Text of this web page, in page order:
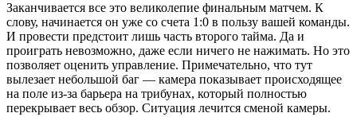
Заканчивается все это великолепие финальным матчем. К
слову, начинается он уже со счета 1:0 в пользу вашей команды.
И провести предстоит лишь часть второго тайма. Да и
проиграть невозможно, даже если ничего не нажимать. Но это
позволяет оценить управление. Примечательно, что тут
вылезает небольшой баг — камера показывает происходящее
на поле из-за барьера на трибунах, который полностью
перекрывает весь обзор. Ситуация лечится сменой камеры.